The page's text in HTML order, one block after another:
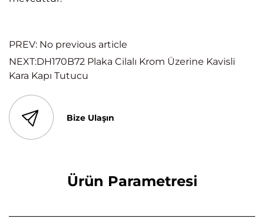
PREV: No previous article
NEXT:DH170B72 Plaka Cilalı Krom Üzerine Kavisli
Kara Kapı Tutucu
Bize Ulaşın
Ürün Parametresi